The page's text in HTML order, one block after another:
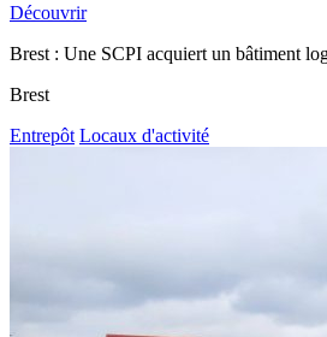
Découvrir
Brest : Une SCPI acquiert un bâtiment
Brest
Entrepôt Locaux d'activité